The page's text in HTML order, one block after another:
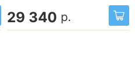
29 340 р.